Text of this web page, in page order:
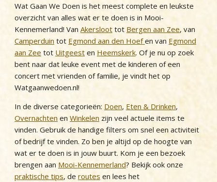
Wat Gaan We Doen is het meest complete en leukste
overzicht van alles wat er te doen is in Mooi-
Kennemerland! Van Akersloot tot Bergen aan Zee, van
Camperduin tot Egmond aan den Hoefen van Egmond
aan Zee tot Uitgeest en Heemskerk. Of je nu op zoek
bent naar dat leuke event met de kinderen of een
concert met vrienden of familie, je vindt het op
Watgaanwedoen.nl!
In de diverse categorieën: Doen, Eten & Drinken,
Overnachten en Winkelen zijn veel actuele items te
vinden. Gebruik de handige filters om snel een activiteit
of bedrijf te vinden. Zo ben je altijd op de hoogte van
wat er te doen is in jouw buurt. Kom je een bezoek
brengen aan Mooi-Kennemerland? Bekijk ook onze
praktische tips, de routes en lees het